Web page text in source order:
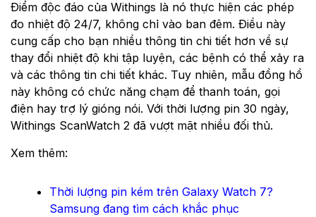
Điểm độc đáo của Withings là nó thực hiện các phép
đo nhiệt độ 24/7, không chỉ vào ban đêm. Điều này
cung cấp cho bạn nhiều thông tin chi tiết hơn về sự
thay đổi nhiệt độ khi tập luyện, các bệnh có thể xảy ra
và các thông tin chi tiết khác. Tuy nhiên, mẫu đồng hồ
này không có chức năng chạm để thanh toán, gọi
điện hay trợ lý gióng nói. Với thời lượng pin 30 ngày,
Withings ScanWatch 2 đã vượt mặt nhiều đối thủ.
Xem thêm:
Thời lượng pin kém trên Galaxy Watch 7?
Samsung đang tìm cách khắc phục